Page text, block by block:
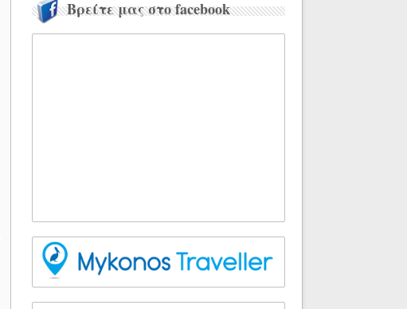
Βρείτε μας στο facebook